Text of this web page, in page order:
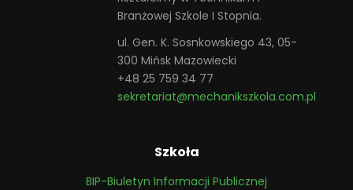
Branżowej Szkole I Stopnia.
ul. Gen. K. Sosnkowskiego 43, 05-
300 Mińsk Mazowiecki
+48 25 759 34 77
sekretariat@mechanikszkola.com.pl
Szkoła
BIP-Biuletyn Informacji Publicznej